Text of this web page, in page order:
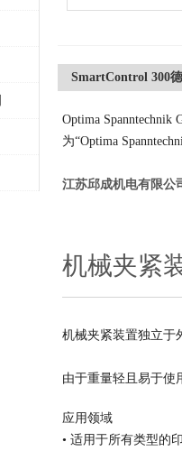
SmartControl 300
Optima Spanntechnik
为“Optima
江苏邱成机电有限公
机械夹紧
机械夹紧装置独立于
由于重量轻且易于使
应用领域
• 适用于所有类型的